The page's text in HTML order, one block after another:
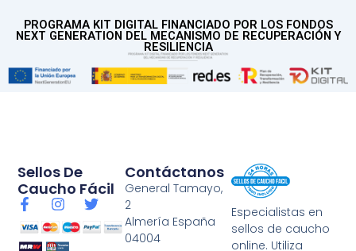
PROGRAMA KIT DIGITAL FINANCIADO POR LOS FONDOS
NEXT GENERATION DEL MECANISMO DE RECUPERACIÓN Y
RESILIENCIA
Especialistas en
sellos de caucho
online. Utiliza
Contáctanos
General Tamayo,
2
Almería España
04004
Sellos De
Caucho Fácil
F
a
c
e
I
s
t
T
i